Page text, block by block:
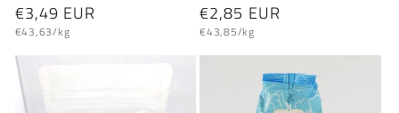
Normaler
Preis
€3,49 EUR
Grundpreis
€43,63/kg
Normaler
Preis
€2,85 EUR
Grundpreis
€43,85/kg